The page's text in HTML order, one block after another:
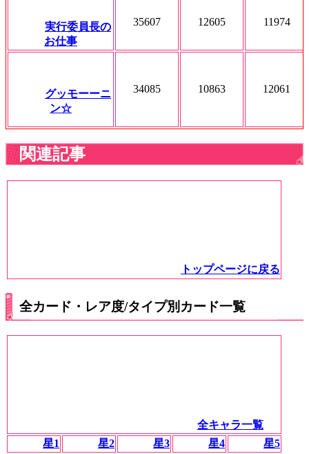
実行委員長の
お仕事
35607 12605 11974
グッモーーニ
ン☆
34085 10863 12061
関連記事
トップページに戻る
全カード・レア度/タイプ別カード一覧
全キャラ一覧
星1
星2 星3 星4 星5